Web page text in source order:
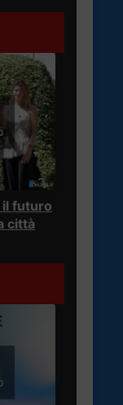
il futuro
città